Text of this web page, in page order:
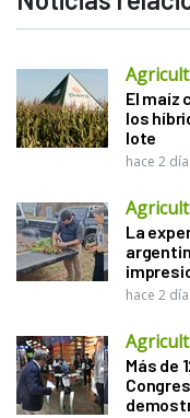
El maíz
los
lote
hace 2
La
hace 2
Más de